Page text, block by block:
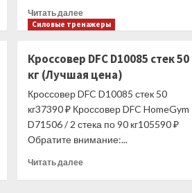
Читать далееПрочитать
больше
аэробные
в
виниловой
INEX
IN/IVD-
10,
4,45
кг
Силовые тренажеры
Кроссовер DFC D10085 стек 50
кг (Лучшая цена)
Кроссовер DFC D10085 стек 50
кг37390 ₽ Кроссовер DFC HomeGym
D71506 / 2 стека по 90 кг105590 ₽
Обратите внимание:...
Читать далееПрочитать